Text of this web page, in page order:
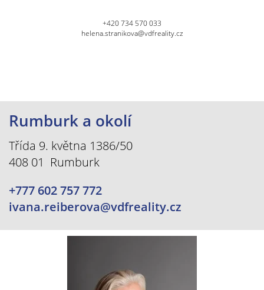
+420 734 570 033
helena.stranikova@vdfreality.cz
Rumburk a okolí
Třída 9. května 1386/50
408 01 Rumburk
+777 602 757 772
ivana.reiberova@vdfreality.cz